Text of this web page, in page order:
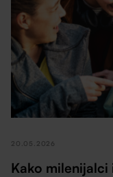
20.05.2026
Kako milenijalci